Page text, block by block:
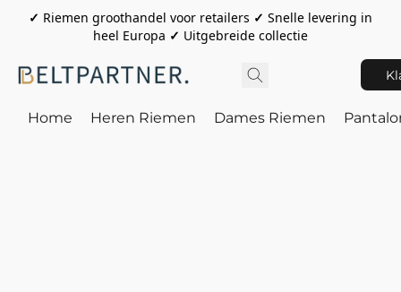
✓ Riemen groothandel voor retailers ✓ Snelle levering in
heel Europa ✓ Uitgebreide collectie
Home Heren Riemen Dames Riemen